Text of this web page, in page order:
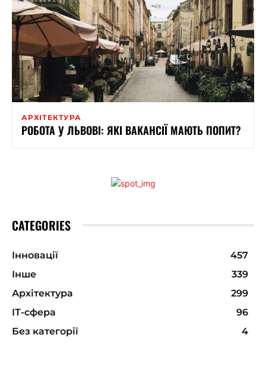
АРХІТЕКТУРА
РОБОТА У ЛЬВОВІ: ЯКІ ВАКАНСІЇ МАЮТЬ ПОПИТ?
CATEGORIES
Інновації
457
Інше
339
Архітектура
299
ІТ-сфера
96
Без категорії
4